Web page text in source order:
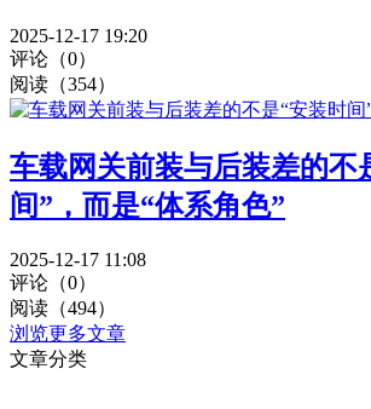
2025-12-17 19:20
评论（0）
阅读（354）
车载网关前装与后装差的不
间”，而是“体系角色”
2025-12-17 11:08
评论（0）
阅读（494）
浏览更多文章
文章分类